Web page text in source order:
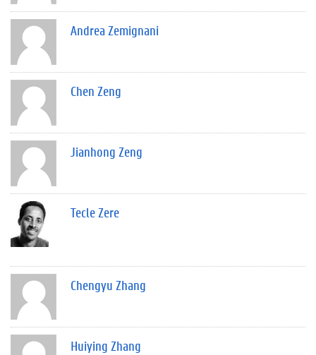
Andrea Zemignani
Chen Zeng
Jianhong Zeng
Tecle Zere
Chengyu Zhang
Huiying Zhang